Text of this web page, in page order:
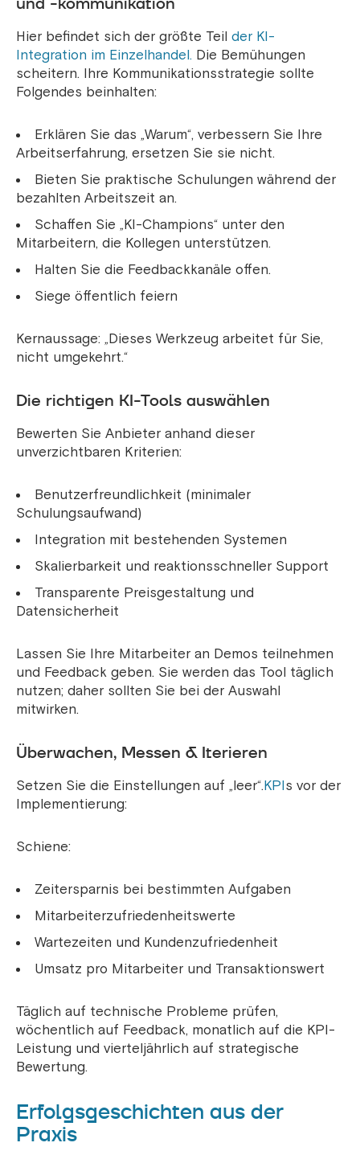
Hier befindet sich der größte Teil der KI-
Integration im Einzelhandel. Die Bemühungen
scheitern. Ihre Kommunikationsstrategie sollte
Folgendes beinhalten:
Erklären Sie das „Warum“, verbessern Sie Ihre
Arbeitserfahrung, ersetzen Sie sie nicht.
Bieten Sie praktische Schulungen während der
bezahlten Arbeitszeit an.
Schaffen Sie „KI-Champions“ unter den
Mitarbeitern, die Kollegen unterstützen.
Halten Sie die Feedbackkanäle offen.
Siege öffentlich feiern
Kernaussage: „Dieses Werkzeug arbeitet für Sie,
nicht umgekehrt.“
Die richtigen KI-Tools auswählen
Bewerten Sie Anbieter anhand dieser
unverzichtbaren Kriterien:
Benutzerfreundlichkeit (minimaler
Schulungsaufwand)
Integration mit bestehenden Systemen
Skalierbarkeit und reaktionsschneller Support
Transparente Preisgestaltung und
Datensicherheit
Lassen Sie Ihre Mitarbeiter an Demos teilnehmen
und Feedback geben. Sie werden das Tool täglich
nutzen; daher sollten Sie bei der Auswahl
mitwirken.
Überwachen, Messen & Iterieren
Setzen Sie die Einstellungen auf „leer“.KPIs vor der
Implementierung:
Schiene:
Zeitersparnis bei bestimmten Aufgaben
Mitarbeiterzufriedenheitswerte
Wartezeiten und Kundenzufriedenheit
Umsatz pro Mitarbeiter und Transaktionswert
Täglich auf technische Probleme prüfen,
wöchentlich auf Feedback, monatlich auf die KPI-
Leistung und vierteljährlich auf strategische
Bewertung.
Erfolgsgeschichten aus der
Praxis